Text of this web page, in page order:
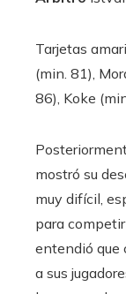
Tarjetas
(min. 81),
86), Koke
mostró su
muy difícil,
para
entendió que
a sus